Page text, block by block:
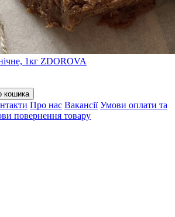
1кг ZDOROVA
кошика
Про нас Вакансії Умови оплати та
повернення товару